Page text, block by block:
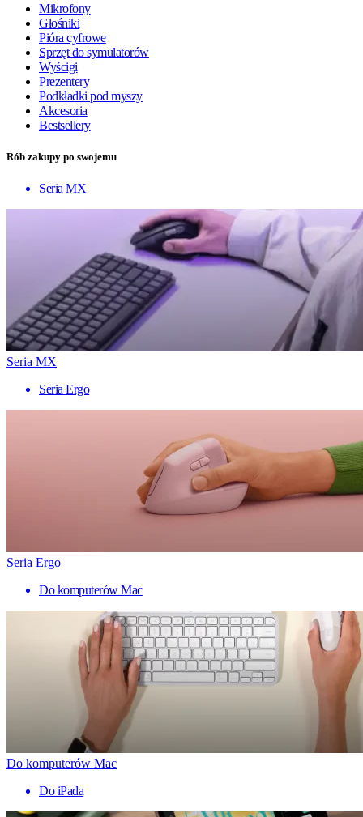
Mikrofony
Głośniki
Pióra cyfrowe
Sprzęt do symulatorów
Wyścigi
Prezentery
Podkładki pod myszy
Akcesoria
Bestsellery
Rób zakupy po swojemu
Seria MX
Seria MX
Seria Ergo
Seria Ergo
Do komputerów Mac
Do komputerów Mac
Do iPada